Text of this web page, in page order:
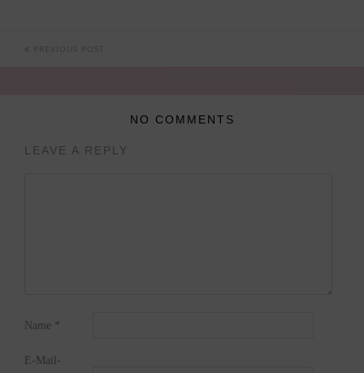
PREVIOUS POST
NO COMMENTS
LEAVE A REPLY
Name *
E-Mail-